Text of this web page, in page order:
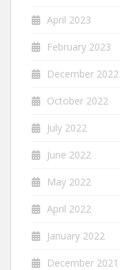
April 2023
February 2023
December 2022
October 2022
July 2022
June 2022
May 2022
April 2022
January 2022
December 2021